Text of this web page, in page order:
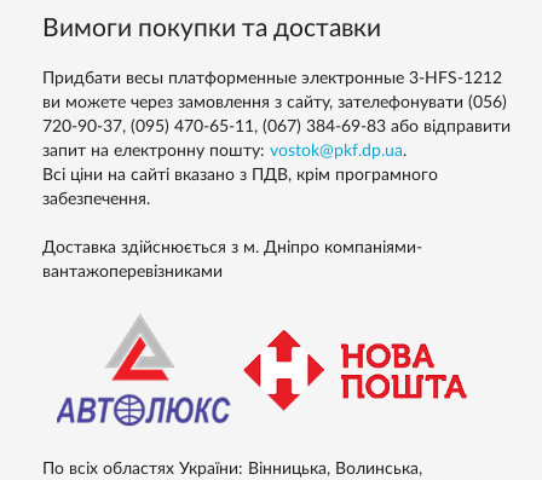
Вимоги покупки та доставки
Придбати весы платформенные электронные 3-HFS-1212
ви можете через замовлення з сайту, зателефонувати (056)
720-90-37, (095) 470-65-11, (067) 384-69-83 або відправити
запит на електронну пошту: vostok@pkf.dp.ua.
Всі ціни на сайті вказано з ПДВ, крім програмного
забезпечення.
Доставка здійснюється з м. Дніпро компаніями-
вантажоперевізниками
По всіх областях України: Вінницька, Волинська,